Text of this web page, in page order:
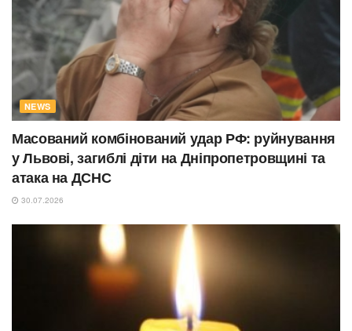
NEWS
Масований комбінований удар РФ: руйнування
у Львові, загиблі діти на Дніпропетровщині та
атака на ДСНС
30.07.2026